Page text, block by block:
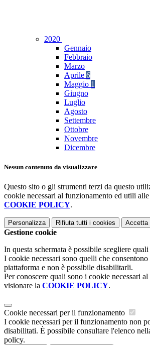
2020
Gennaio
Febbraio
Marzo
Aprile 6
Maggio 1
Giugno
Luglio
Agosto
Settembre
Ottobre
Novembre
Dicembre
Nessun contenuto da visualizzare
Questo sito o gli strumenti terzi da questo
cookie necessari al funzionamento ed utili
COOKIE POLICY.
Personalizza Rifiuta tutti i cookies Accetta
Gestione cookie
In questa schermata è possibile scegliere
I cookie necessari sono quelli che
piattaforma e non è possibile disabilitarli.
Per conoscere quali sono i cookie necessari
visionare la COOKIE POLICY.
Cookie necessari per il funzionamento
I cookie necessari per il funzionamento non
disabilitati. È possibile consultare l'elenco
policy.